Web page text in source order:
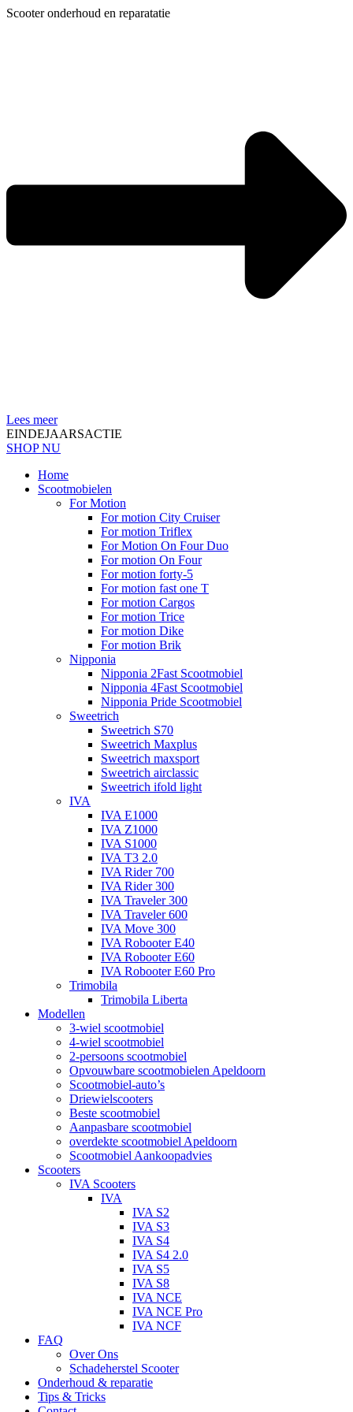
Ga
Scooter onderhoud en reparatatie
Lees meer
EINDEJAARSACTIE
SHOP NU
Home
Scootmobielen
For Motion
For motion City Cruiser
For motion Triflex
For Motion On Four Duo
For motion On Four
For motion forty-5
For motion fast one T
For motion Cargos
For motion Trice
For motion Dike
For motion Brik
Nipponia
Nipponia 2Fast Scootmobiel
Nipponia 4Fast Scootmobiel
Nipponia Pride Scootmobiel
Sweetrich
Sweetrich S70
Sweetrich Maxplus
Sweetrich maxsport
Sweetrich airclassic
Sweetrich ifold light
IVA
IVA E1000
IVA Z1000
IVA S1000
IVA T3 2.0
IVA Rider 700
IVA Rider 300
IVA Traveler 300
IVA Traveler 600
IVA Move 300
IVA Robooter E40
IVA Robooter E60
IVA Robooter E60 Pro
Trimobila
Trimobila Liberta
Modellen
3-wiel scootmobiel
4-wiel scootmobiel
2-persoons scootmobiel
Opvouwbare scootmobielen Apeldoorn
Scootmobiel-auto’s
Driewielscooters
Beste scootmobiel
Aanpasbare scootmobiel
overdekte scootmobiel Apeldoorn
Scootmobiel Aankoopadvies
Scooters
IVA Scooters
IVA
IVA S2
IVA S3
IVA S4
IVA S4 2.0
IVA S5
IVA S8
IVA NCE
IVA NCE Pro
IVA NCF
FAQ
Over Ons
Schadeherstel Scooter
Onderhoud & reparatie
Tips & Tricks